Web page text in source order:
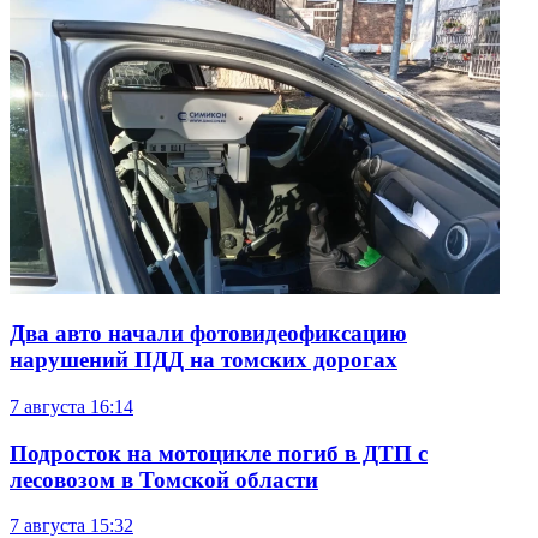
Два авто начали фотовидеофиксацию
нарушений ПДД на томских дорогах
7 августа 16:14
Подросток на мотоцикле погиб в ДТП с
лесовозом в Томской области
7 августа 15:32